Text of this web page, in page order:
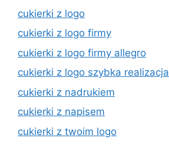
cukierki z logo
cukierki z logo firmy
cukierki z logo firmy allegro
cukierki z logo szybka realizacja
cukierki z nadrukiem
cukierki z napisem
cukierki z twoim logo